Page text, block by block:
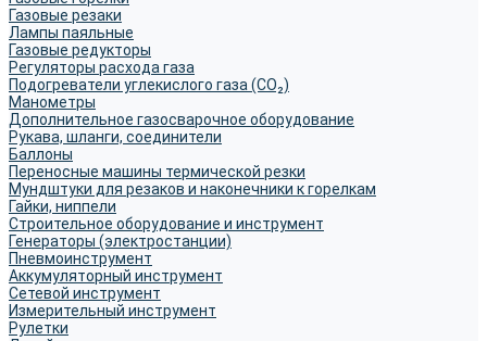
Газовые резаки
Лампы паяльные
Газовые редукторы
Регуляторы расхода газа
Подогреватели углекислого газа (CO₂)
Манометры
Дополнительное газосварочное оборудование
Рукава, шланги, соединители
Баллоны
Переносные машины термической резки
Мундштуки для резаков и наконечники к горелкам
Гайки, ниппели
Строительное оборудование и инструмент
Генераторы (электростанции)
Пневмоинструмент
Аккумуляторный инструмент
Сетевой инструмент
Измерительный инструмент
Рулетки